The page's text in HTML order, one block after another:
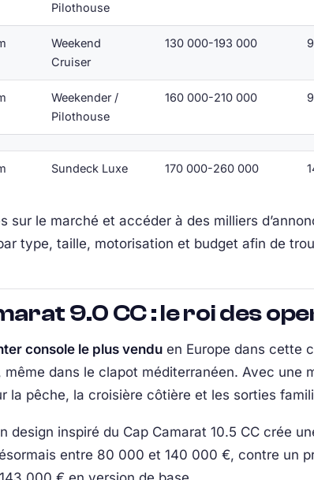
Pilothouse
Weekend
Cruiser
130 000-193 000
Weekender /
Pilothouse
160 000-210 000
Sundeck Luxe 170 000-260 000
sur le marché et accéder à des milliers
type, taille, motorisation et budget afin de
9.0 CC : le roi des
console le plus vendu en Europe dans cette
dans le clapot méditerranéen. Avec une
la pêche, la croisière côtière et les sorties
design inspiré du Cap Camarat 10.5 CC crée
entre 80 000 et 140 000 €, contre un